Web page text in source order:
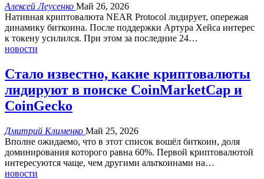
Алексей Леусенко Май 26, 2026
Нативная криптовалюта NEAR Protocol лидирует, опережая
динамику биткоина. После поддержки Артура Хейса интерес
к токену усилился. При этом за последние 24…
новости
Стало известно, какие криптовалюты
лидируют в поиске CoinMarketCap и
CoinGecko
Дмитрий Клименко Май 25, 2026
Вполне ожидаемо, что в этот список вошёл биткоин, доля
доминирования которого равна 60%. Первой криптовалютой
интересуются чаще, чем другими альткоинами на…
новости